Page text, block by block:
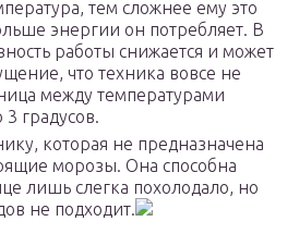
тем сложнее ему это
энергии он потребляет. В
работы снижается и может
что техника вовсе не
между температурами
3 градусов.
которая не предназначена
морозы. Она способна
лишь слегка похолодало, но
не подходит.